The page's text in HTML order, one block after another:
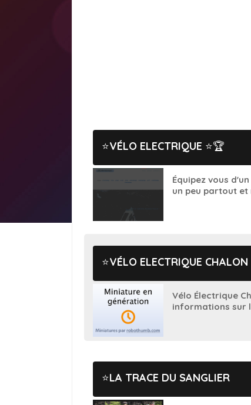
VÉLO ELECTRIQUE 🏆
Équipez vous
un peu partout et
VÉLO ELECTRIQUE CHALON
Vélo Électrique
informations sur
LA TRACE DU SANGLIER